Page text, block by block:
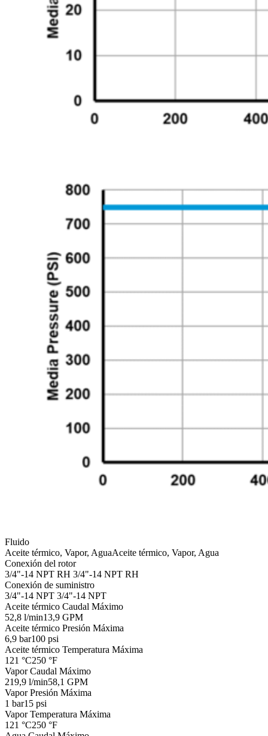
Fluido
Aceite térmico, Vapor, AguaAceite térmico, Vapor, Agua
Conexión del rotor
3/4"-14 NPT RH 3/4"-14 NPT RH
Conexión de suministro
3/4"-14 NPT 3/4"-14 NPT
Aceite térmico Caudal Máximo
52,8 l/min13,9 GPM
Aceite térmico Presión Máxima
6,9 bar100 psi
Aceite térmico Temperatura Máxima
121 °C250 °F
Vapor Caudal Máximo
219,9 l/min58,1 GPM
Vapor Presión Máxima
1 bar15 psi
Vapor Temperatura Máxima
121 °C250 °F